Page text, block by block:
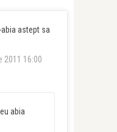
abia astept sa
2011 16:00
abia